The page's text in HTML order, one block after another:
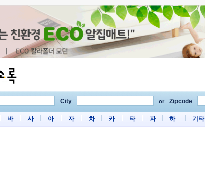
City or Zipcode
바 사 아 자 차 카 타 파 하 기타